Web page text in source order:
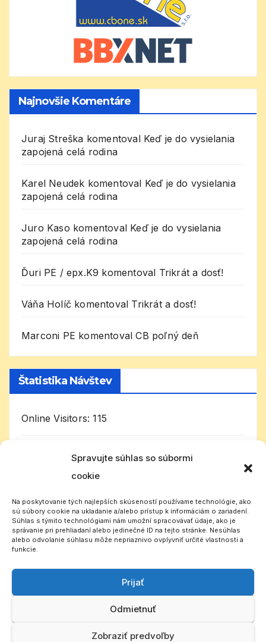
Spravujte súhlas so súbormi
cookie
Na poskytovanie tých najlepších skúseností používame technológie, ako
sú súbory cookie na ukladanie a/alebo prístup k informáciám o zariadení.
Súhlas s týmito technológiami nám umožní spracovávať údaje, ako je
správanie pri prehliadaní alebo jedinečné ID na tejto stránke. Nesúhlas
alebo odvolanie súhlasu môže nepriaznivo ovplyvniť určité vlastnosti a
funkcie.
Prijať
Odmietnuť
Zobraziť predvoľby
Najnovšie Komentáre
Juraj Streška komentoval Keď je do vysielania
zapojená celá rodina
Karel Neudek komentoval Keď je do vysielania
zapojená celá rodina
Juro Kaso komentoval Keď je do vysielania
zapojená celá rodina
Ďuri PE / epx.K9 komentoval Trikrát a dosť!
Váňa Holíč komentoval Trikrát a dosť!
Marconi PE komentovalCB poľný deň
Štatistika Návštev
Online Visitors:115
Today's Visitors:7 115
Slovenský CB rádioklub